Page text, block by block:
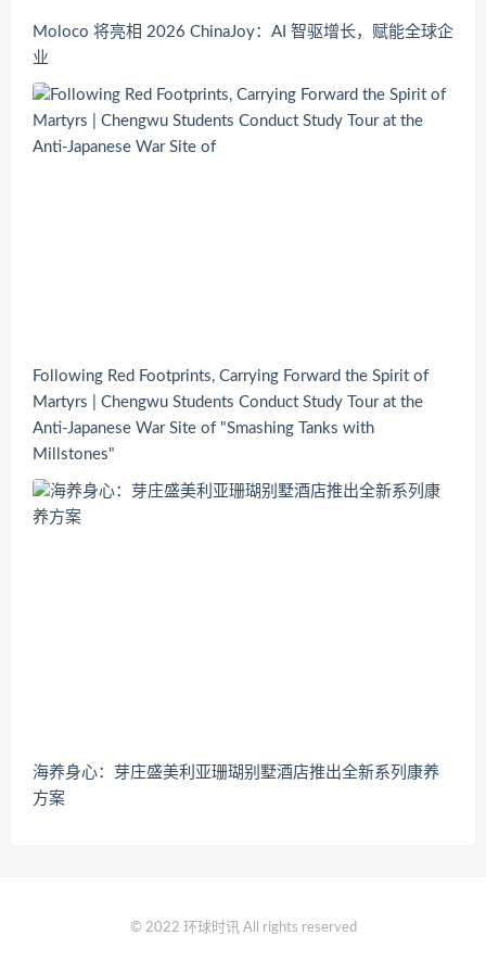
Moloco 将亮相 2026 ChinaJoy：AI 智驱增长，赋能全球企
业
Following Red Footprints, Carrying Forward the Spirit of
Martyrs | Chengwu Students Conduct Study Tour at the
Anti-Japanese War Site of "Smashing Tanks with
Millstones"
海养身心：芽庄盛美利亚珊瑚别墅酒店推出全新系列康养
方案
© 2022 环球时讯 All rights reserved